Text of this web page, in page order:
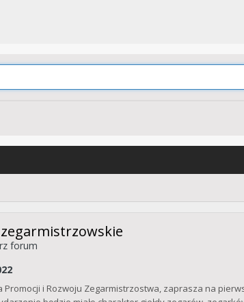
forum
i Rozwoju Zegarmistrzostwa, zaprasza na